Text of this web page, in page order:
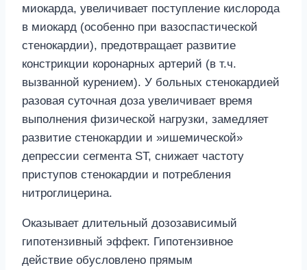
миокарда, увеличивает поступление кислорода
в миокард (особенно при вазоспастической
стенокардии), предотвращает развитие
констрикции коронарных артерий (в т.ч.
вызванной курением). У больных стенокардией
разовая суточная доза увеличивает время
выполнения физической нагрузки, замедляет
развитие стенокардии и »ишемической»
депрессии сегмента ST, снижает частоту
приступов стенокардии и потребления
нитроглицерина.
Оказывает длительный дозозависимый
гипотензивный эффект. Гипотензивное
действие обусловлено прямым